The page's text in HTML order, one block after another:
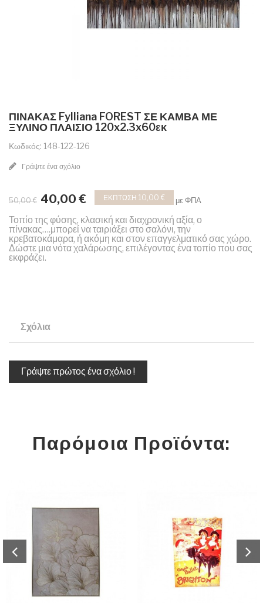
ΠΙΝΑΚΑΣ Fylliana FOREST ΣΕ ΚΑΜΒΑ ΜΕ
ΞΥΛΙΝΟ ΠΛΑΙΣΙΟ 120x2.3x60εκ
Κωδικός: 148-122-126
Γράψτε ένα σχόλιο
50,00 € 40,00 € ΈΚΠΤΩΣΗ 10,00 € με ΦΠΑ
Τοπίο της φύσης, κλασική και διαχρονική αξία, ο
πίνακας….μπορεί να ταιριάξει στο σαλόνι, την
κρεβατοκάμαρα, ή ακόμη και στον επαγγελματικό σας χώρο.
Δώστε μια νότα χαλάρωσης, επιλέγοντας ένα τοπίο που σας
εκφράζει.
Σχόλια
Γράψτε πρώτος ένα σχόλιο !
Παρόμοια Προϊόντα: